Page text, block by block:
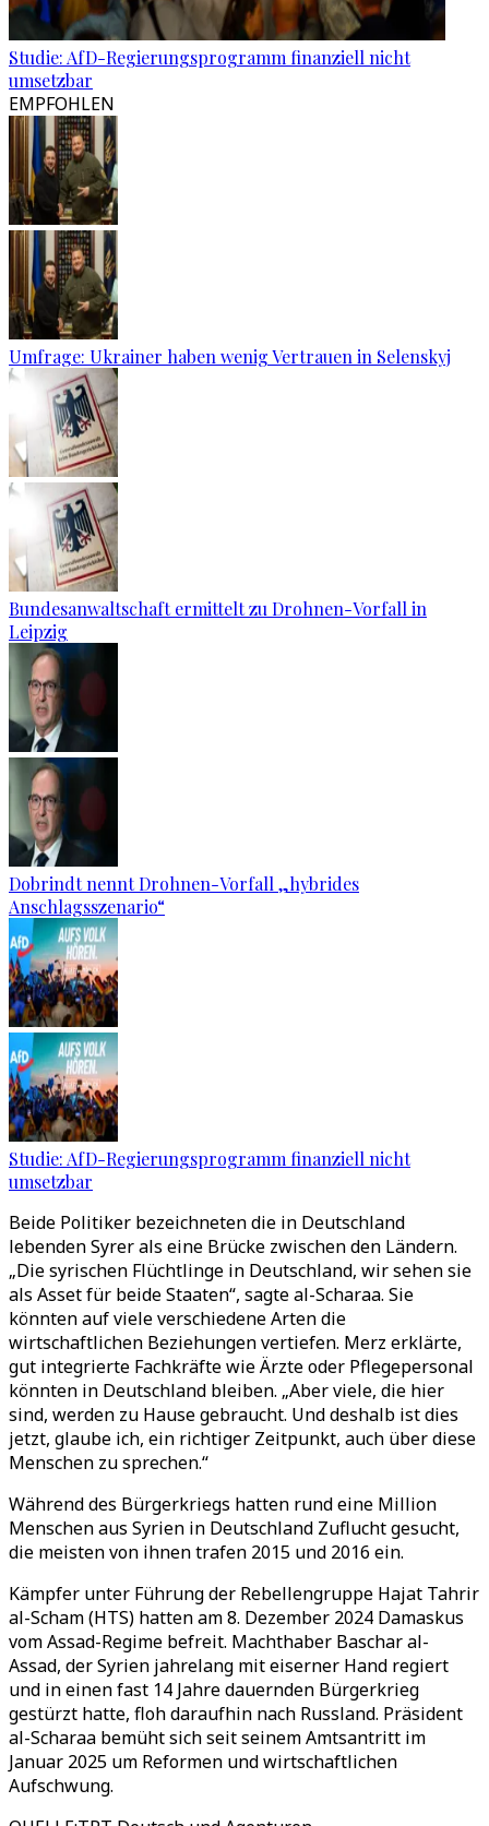
Studie: AfD-Regierungsprogramm finanziell nicht
umsetzbar
EMPFOHLEN
Umfrage: Ukrainer haben wenig Vertrauen in Selenskyj
Bundesanwaltschaft ermittelt zu Drohnen-Vorfall in
Leipzig
Dobrindt nennt Drohnen-Vorfall „hybrides
Anschlagsszenario“
Studie: AfD-Regierungsprogramm finanziell nicht
umsetzbar
Beide Politiker bezeichneten die in Deutschland
lebenden Syrer als eine Brücke zwischen den Ländern.
„Die syrischen Flüchtlinge in Deutschland, wir sehen sie
als Asset für beide Staaten“, sagte al-Scharaa. Sie
könnten auf viele verschiedene Arten die
wirtschaftlichen Beziehungen vertiefen. Merz erklärte,
gut integrierte Fachkräfte wie Ärzte oder Pflegepersonal
könnten in Deutschland bleiben. „Aber viele, die hier
sind, werden zu Hause gebraucht. Und deshalb ist dies
jetzt, glaube ich, ein richtiger Zeitpunkt, auch über diese
Menschen zu sprechen.“
Während des Bürgerkriegs hatten rund eine Million
Menschen aus Syrien in Deutschland Zuflucht gesucht,
die meisten von ihnen trafen 2015 und 2016 ein.
Kämpfer unter Führung der Rebellengruppe Hajat Tahrir
al-Scham (HTS) hatten am 8. Dezember 2024 Damaskus
vom Assad-Regime befreit. Machthaber Baschar al-
Assad, der Syrien jahrelang mit eiserner Hand regiert
und in einen fast 14 Jahre dauernden Bürgerkrieg
gestürzt hatte, floh daraufhin nach Russland. Präsident
al-Scharaa bemüht sich seit seinem Amtsantritt im
Januar 2025 um Reformen und wirtschaftlichen
Aufschwung.